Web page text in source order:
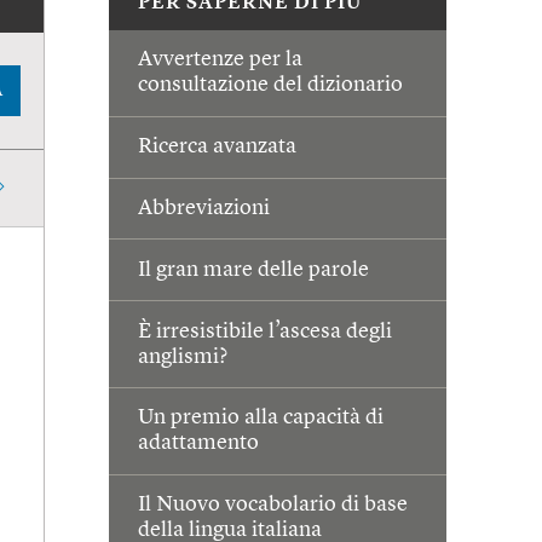
Avvertenze per la
consultazione del dizionario
Ricerca avanzata
Abbreviazioni
Il gran mare delle parole
È irresistibile l’ascesa degli
anglismi?
Un premio alla capacità di
adattamento
Il Nuovo vocabolario di base
della lingua italiana